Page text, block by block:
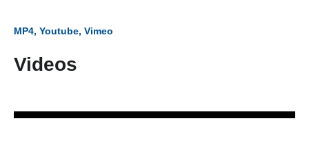
MP4, Youtube, Vimeo
Videos